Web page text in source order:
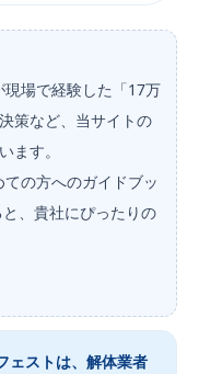
場で経験した「17万
策など、当サイトの
ます。
の方へのガイドブッ
、貴社にぴったりの
ェストは、解体業者